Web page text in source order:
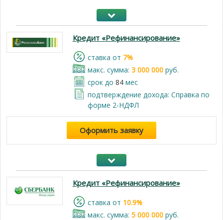
Кредит «Рефинансирование»
cтавка от 7%
макс. сумма: 3 000 000руб.
срок до 84мес
подтверждение дохода: Справка по
форме 2-НДФЛ
Оформить заявку
Кредит «Рефинансирование»
cтавка от 10.9%
макс. сумма: 5 000 000руб.